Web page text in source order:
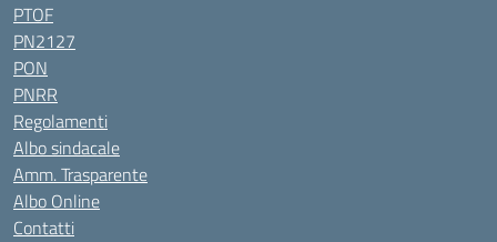
PTOF
PN2127
PON
PNRR
Regolamenti
Albo sindacale
Amm. Trasparente
Albo Online
Contatti